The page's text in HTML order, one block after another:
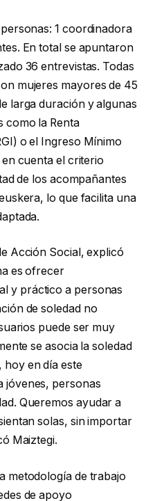
1 coordinadora
En total se apuntaron
36 entrevistas. Todas
mujeres mayores de 45
larga duración y algunas
como la Renta
o el Ingreso Mínimo
cuenta el criterio
de los acompañantes
lo que facilita una
Acción Social, explicó
es ofrecer
y práctico a personas
de soledad no
puede ser muy
se asocia la soledad
en día este
jóvenes, personas
Queremos ayudar a
solas, sin importar
Maiztegi.
metodología de trabajo
de apoyo